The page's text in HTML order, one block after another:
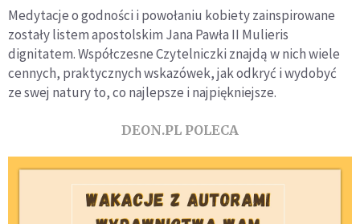
Medytacje o godności i powołaniu kobiety zainspirowane
zostały listem apostolskim Jana Pawła II Mulieris
dignitatem. Współczesne Czytelniczki znajdą w nich wiele
cennych, praktycznych wskazówek, jak odkryć i wydobyć
ze swej natury to, co najlepsze i najpiękniejsze.
DEON.PL POLECA